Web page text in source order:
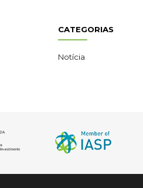
CATEGORIAS
Notícia